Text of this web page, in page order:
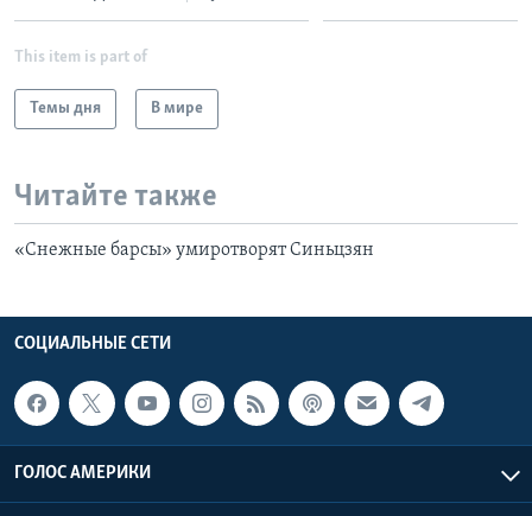
This item is part of
Темы дня В мире
Читайте также
«Снежные барсы» умиротворят Синьцзян
СОЦИАЛЬНЫЕ СЕТИ
ГОЛОС АМЕРИКИ